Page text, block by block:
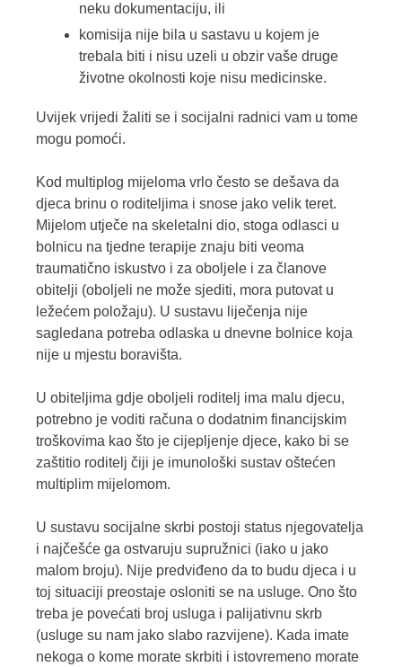
neku dokumentaciju, ili
komisija nije bila u sastavu u kojem je
trebala biti i nisu uzeli u obzir vaše druge
životne okolnosti koje nisu medicinske.
Uvijek vrijedi žaliti se i socijalni radnici vam u tome
mogu pomoći.
Kod multiplog mijeloma vrlo često se dešava da
djeca brinu o roditeljima i snose jako velik teret.
Mijelom utječe na skeletalni dio, stoga odlasci u
bolnicu na tjedne terapije znaju biti veoma
traumatično iskustvo i za oboljele i za članove
obitelji (oboljeli ne može sjediti, mora putovat u
ležećem položaju). U sustavu liječenja nije
sagledana potreba odlaska u dnevne bolnice koja
nije u mjestu boravišta.
U obiteljima gdje oboljeli roditelj ima malu djecu,
potrebno je voditi računa o dodatnim financijskim
troškovima kao što je cijepljenje djece, kako bi se
zaštitio roditelj čiji je imunološki sustav oštećen
multiplim mijelomom.
U sustavu socijalne skrbi postoji status njegovatelja
i najčešće ga ostvaruju supružnici (iako u jako
malom broju). Nije predviđeno da to budu djeca i u
toj situaciji preostaje osloniti se na usluge. Ono što
treba je povećati broj usluga i palijativnu skrb
(usluge su nam jako slabo razvijene). Kada imate
nekoga o kome morate skrbiti i istovremeno morate